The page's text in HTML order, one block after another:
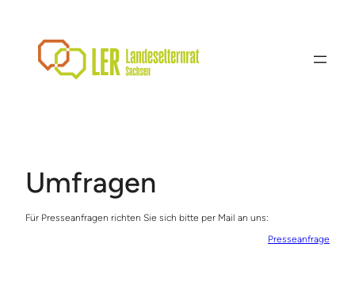
Umfragen
Für Presseanfragen richten Sie sich bitte per Mail an uns:
Presseanfrage